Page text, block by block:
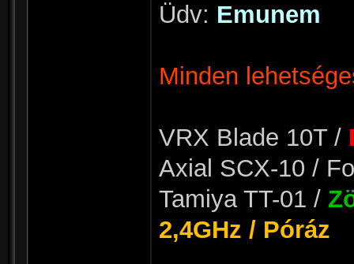
Üdv: Emunem
Minden
VRX Blade 10T /
Axial SCX-10 /
Tamiya TT-01 /
2,4GHz / Póráz